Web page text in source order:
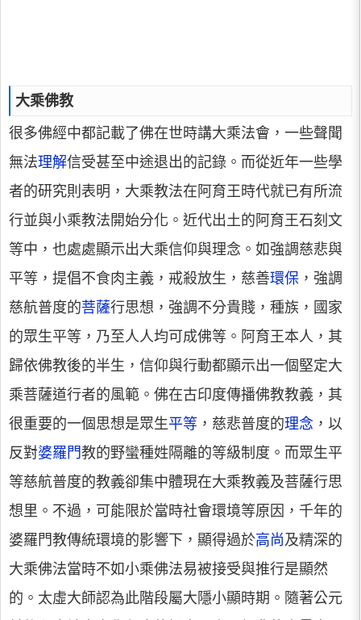
大乘佛教
很多佛經中都記載了佛在世時講大乘法會，一些聲聞
無法理解信受甚至中途退出的記錄。而從近年一些學
者的研究則表明，大乘教法在阿育王時代就已有所流
行並與小乘教法開始分化。近代出土的阿育王石刻文
等中，也處處顯示出大乘信仰與理念。如強調慈悲與
平等，提倡不食肉主義，戒殺放生，慈善環保 ，強調
慈航普度的菩薩行思想，強調不分貴賤，種族，國家
的眾生平等，乃至人人均可成佛等。阿育王本人，其
歸依佛教後的半生，信仰與行動都顯示出一個堅定大
乘菩薩道行者的風範。佛在古印度傳播佛教教義，其
很重要的一個思想是眾生平等 ，慈悲普度的理念 ，以
反對婆羅門教的野蠻種姓隔離的等級制度。而眾生平
等慈航普度的教義卻集中體現在大乘教義及菩薩行思
想里。不過，可能限於當時社會環境等原因，千年的
婆羅門教傳統環境的影響下，顯得過於高尚及精深的
大乘佛法當時不如小乘佛法易被接受與推行是顯然
的。太虛大師認為此階段屬大隱小顯時期。隨著公元